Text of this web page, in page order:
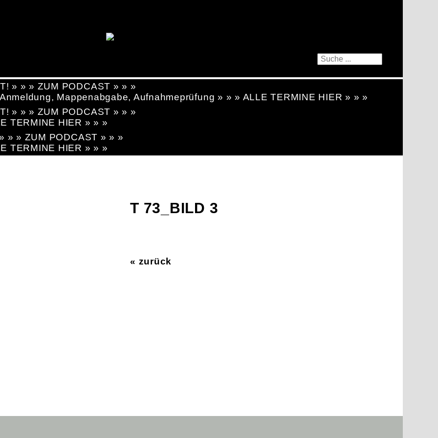
» » » ZUM PODCAST » » »
Mappenabgabe, Aufnahmeprüfung » » » ALLE TERMINE HIER » » »
» » » ZUM PODCAST » » »
TERMINE HIER » » »
» » ZUM PODCAST » » »
TERMINE HIER » » »
T 73_BILD 3
« zurück